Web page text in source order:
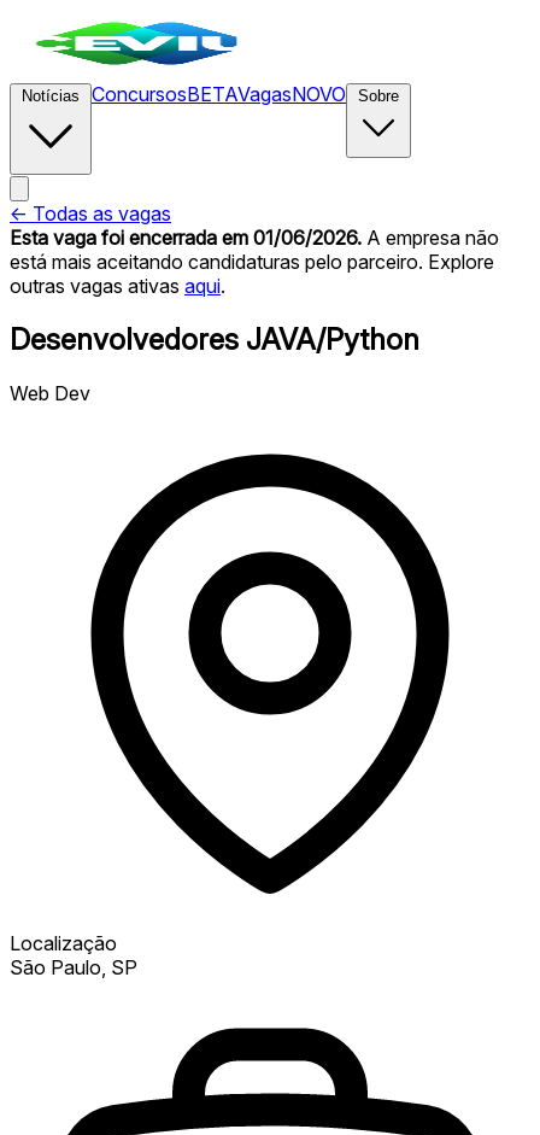
ConcursosBETAVagasNOVO
← Todas as vagas
Esta vaga foi encerrada em 01/06/2026. A empresa não
está mais aceitando candidaturas pelo parceiro. Explore
outras vagas ativas aqui.
Desenvolvedores JAVA/Python
Web Dev
Localização
São Paulo, SP